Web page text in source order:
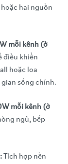
hai nguồn
mỗi kênh (ở
điều khiển
hoặc loa
sống chính.
mỗi kênh (ở
ngủ, bếp
Tích hợp nền